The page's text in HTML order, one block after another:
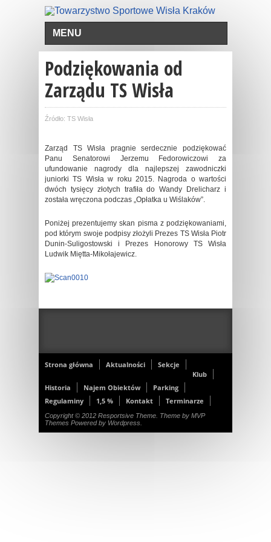
MENU
Podziękowania od
Zarządu TS Wisła
Źródło: TS Wisła
Zarząd TS Wisła pragnie serdecznie podziękować
Panu Senatorowi Jerzemu Fedorowiczowi za
ufundowanie nagrody dla najlepszej zawodniczki
juniorki TS Wisła w roku 2015. Nagroda o wartości
dwóch tysięcy złotych trafiła do Wandy Drelicharz i
została wręczona podczas „Opłatka u Wiślaków”.
Poniżej prezentujemy skan pisma z podziękowaniami,
pod którym swoje podpisy złożyli Prezes TS Wisła Piotr
Dunin-Suligostowski i Prezes Honorowy TS Wisła
Ludwik Miętta-Mikołajewicz.
Strona główna Aktualności
Sekcje
Klub
Historia
Najem Obiektów
Parking
Regulaminy
1,5 % Kontakt Terminarze
Copyright © 2012 Resportsive Theme. Theme by MVP
Themes Powered by Wordpress.